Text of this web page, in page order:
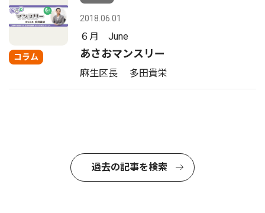
コラム
2018.06.01
６月 June
あさおマンスリー
麻生区長 多田貴栄
過去の記事を検索